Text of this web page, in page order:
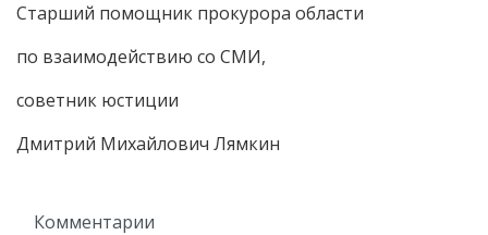
Старший помощник прокурора области
по взаимодействию со СМИ,
советник юстиции
Дмитрий Михайлович Лямкин
Комментарии